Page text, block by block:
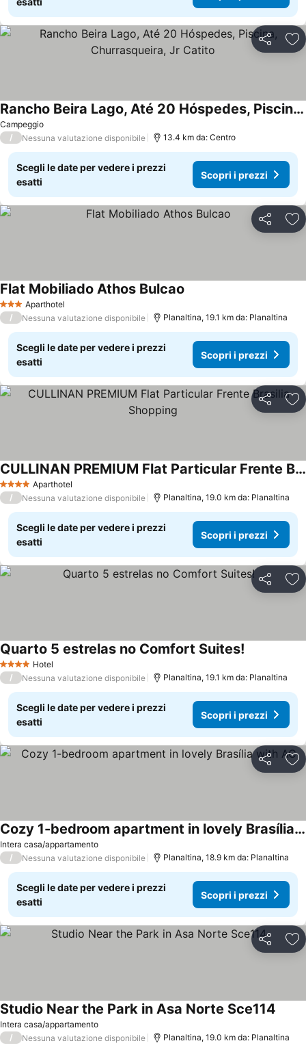
Condividi
Campeggio
Rancho Beira Lago, Até 20 Hóspedes, Piscina, Churrasqueira, Jr Catito
Scopri i prezzi
/ Nessuna valutazione disponibile 13.4 km da: Centro
Scegli le date per vedere i prezzi
esatti
Scopri i prezzi
Condividi
3 StelleAparthotel
Flat Mobiliado Athos Bulcao
/ Nessuna valutazione disponibile Planaltina, 19.1 km da: Planaltina
Scegli le date per vedere i prezzi
esatti
Scopri i prezzi
Condividi
4 Stelle Aparthotel
CULLINAN PREMIUM Flat Particular Frente Brasilia Shopping
Scopri i prezzi
/ Nessuna valutazione disponibile Planaltina, 19.0 km da: Planaltina
Scegli le date per vedere i prezzi
esatti
Scopri i prezzi
Condividi
4 Stelle Hotel
Quarto 5 estrelas no Comfort Suites!
/ Nessuna valutazione disponibile Planaltina, 19.1 km da: Planaltina
Scegli le date per vedere i prezzi
esatti
Scopri i prezzi
Condividi
Intera casa/appartamento
Cozy 1-bedroom apartment in lovely Brasília with AC
Scopri i prezzi
/ Nessuna valutazione disponibile Planaltina, 18.9 km da: Planaltina
Scegli le date per vedere i prezzi
esatti
Scopri i prezzi
Condividi
Intera casa/appartamento
Studio Near the Park in Asa Norte Sce114
/ Nessuna valutazione disponibile Planaltina, 19.0 km da: Planaltina